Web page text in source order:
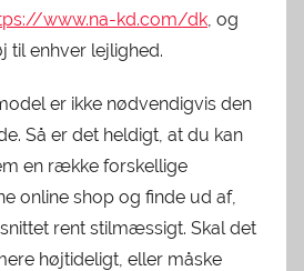
www.na-kd.com/dk , og
til enhver lejlighed.
er ikke nødvendigvis den
Så er det heldigt, at du kan
en række forskellige
online shop og finde ud af,
rent stilmæssigt. Skal det
højtideligt, eller måske